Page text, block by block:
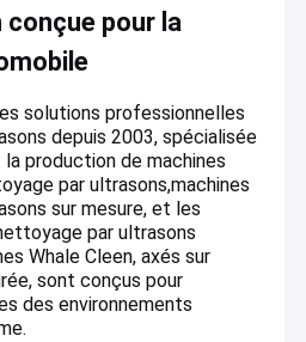
pour la
solutions professionnelles
depuis 2003, spécialisée
production de machines
par ultrasons,machines
sur mesure, et les
par ultrasons
Whale Cleen, axés sur
sont conçus pour
des environnements